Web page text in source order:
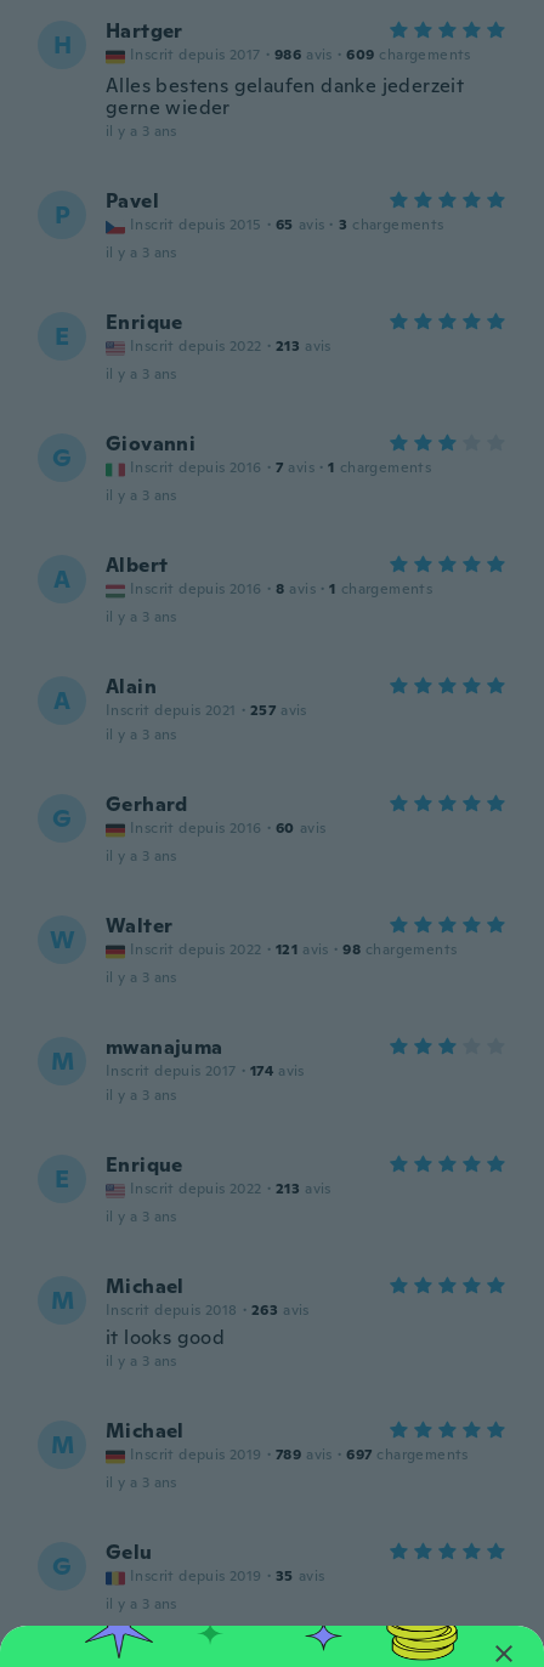
H Hartger
Inscrit depuis 2017 · 986 avis · 609 chargements
Alles bestens gelaufen danke jederzeit
gerne wieder
il y a 3 ans
P Pavel
Inscrit depuis 2015 · 65 avis · 3 chargements
il y a 3 ans
E Enrique
Inscrit depuis 2022 · 213 avis
il y a 3 ans
G Giovanni
Inscrit depuis 2016 · 7 avis · 1 chargements
il y a 3 ans
A Albert
Inscrit depuis 2016 · 8 avis · 1 chargements
il y a 3 ans
A Alain
Inscrit depuis 2021 · 257 avis
il y a 3 ans
G Gerhard
Inscrit depuis 2016 · 60 avis
il y a 3 ans
W Walter
Inscrit depuis 2022 · 121 avis · 98 chargements
il y a 3 ans
M mwanajuma
Inscrit depuis 2017 · 174 avis
il y a 3 ans
E Enrique
Inscrit depuis 2022 · 213 avis
il y a 3 ans
M Michael
Inscrit depuis 2018 · 263 avis
it looks good
il y a 3 ans
M Michael
Inscrit depuis 2019 · 789 avis · 697 chargements
il y a 3 ans
G Gelu
Inscrit depuis 2019 · 35 avis
il y a 3 ans